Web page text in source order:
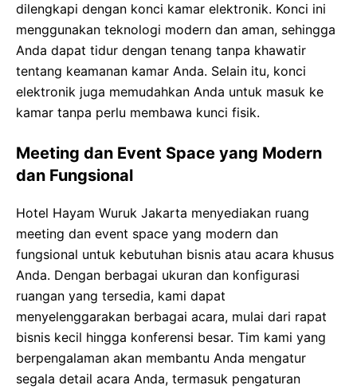
dilengkapi dengan konci kamar elektronik. Konci ini
menggunakan teknologi modern dan aman, sehingga
Anda dapat tidur dengan tenang tanpa khawatir
tentang keamanan kamar Anda. Selain itu, konci
elektronik juga memudahkan Anda untuk masuk ke
kamar tanpa perlu membawa kunci fisik.
Meeting dan Event Space yang Modern
dan Fungsional
Hotel Hayam Wuruk Jakarta menyediakan ruang
meeting dan event space yang modern dan
fungsional untuk kebutuhan bisnis atau acara khusus
Anda. Dengan berbagai ukuran dan konfigurasi
ruangan yang tersedia, kami dapat
menyelenggarakan berbagai acara, mulai dari rapat
bisnis kecil hingga konferensi besar. Tim kami yang
berpengalaman akan membantu Anda mengatur
segala detail acara Anda, termasuk pengaturan